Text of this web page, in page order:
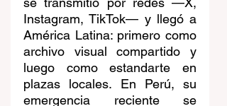
Instagram, TikTok— y llegó a
América Latina: primero como
archivo visual compartido y
luego como estandarte en
plazas locales. En Perú, su
emergencia reciente se